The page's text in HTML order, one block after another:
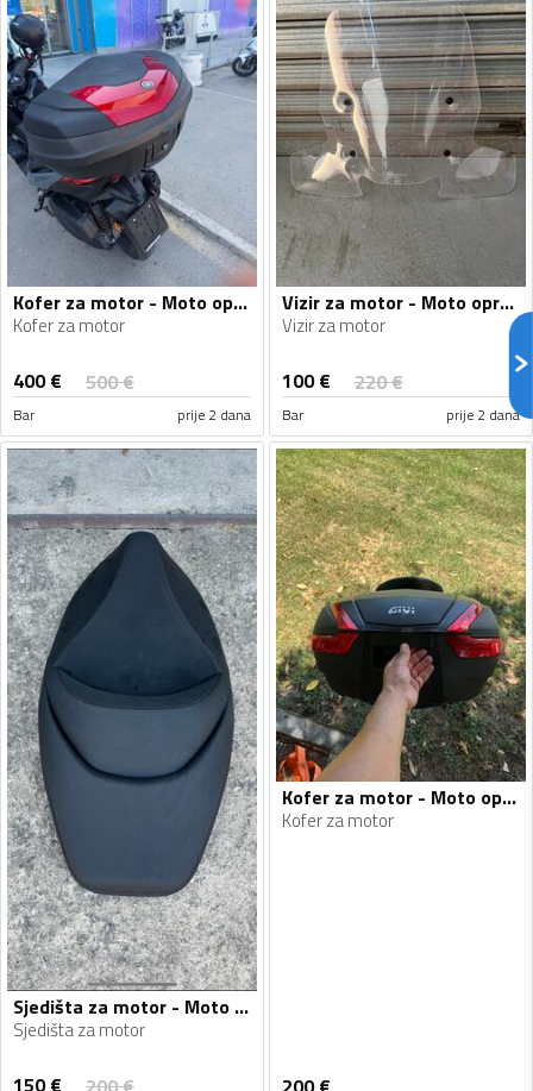
Kofer za motor - Moto oprema
Kofer za motor
400€ 500€
Bar prije 2 dana
Vizir za motor - Moto oprema
Vizir za motor
100€ 220€
Bar prije 2 dana
Sjedišta za motor - Moto oprema
Sjedišta za motor
150€
Kofer za motor - Moto oprema
Kofer za motor